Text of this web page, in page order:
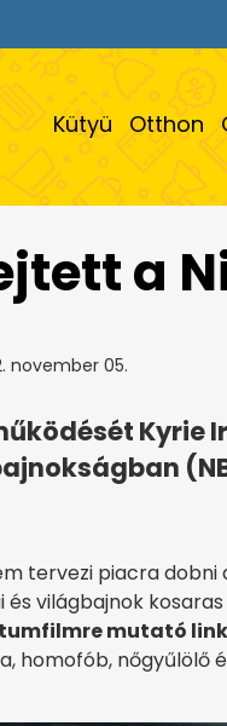
Kütyü Otthon
a
november 05.
Kyrie
tervezi piacra dobni
és világbajnok
mutató
homofób, nőgyűlölő